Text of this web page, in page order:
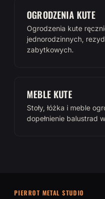
OGRODZENIA KUTE
Ogrodzenia kute
jednorodzinnych,
zabytkowych.
MEBLE KUTE
Stoły, łóżka i meble
dopełnienie balustrad
PIERROT METAL STUDIO